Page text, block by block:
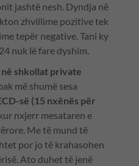
jashtë nesh. Dyndja në
zhvillime pozitive tek
tepër negative. Tani ky
nuk lë fare dyshim.
në shkollat private
më shumë sesa
së (15 nxënës për
nxjerr mesataren e
Me të mund të
por jo të krahasohen
Ato duhet të jenë